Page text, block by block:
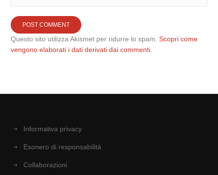
Questo sito utilizza Akismet per ridurre lo spam.Scopri come
vengono elaborati i dati derivati dai commenti
Informativa privacy
Esonero di responsabilità
Collaborazioni